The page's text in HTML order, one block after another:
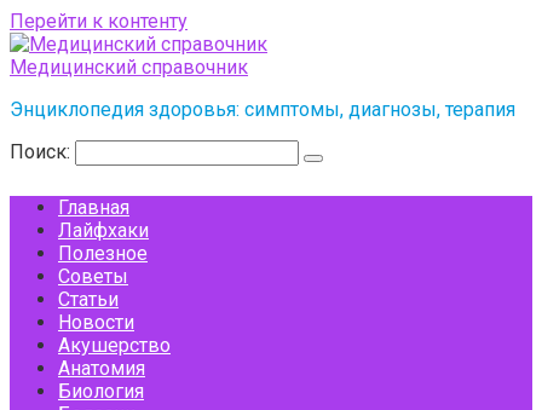
Перейти к контенту
Медицинский справочник
Энциклопедия здоровья: симптомы, диагнозы, терапия
Поиск:
Главная
Лайфхаки
Полезное
Советы
Статьи
Новости
Акушерство
Анатомия
Биология